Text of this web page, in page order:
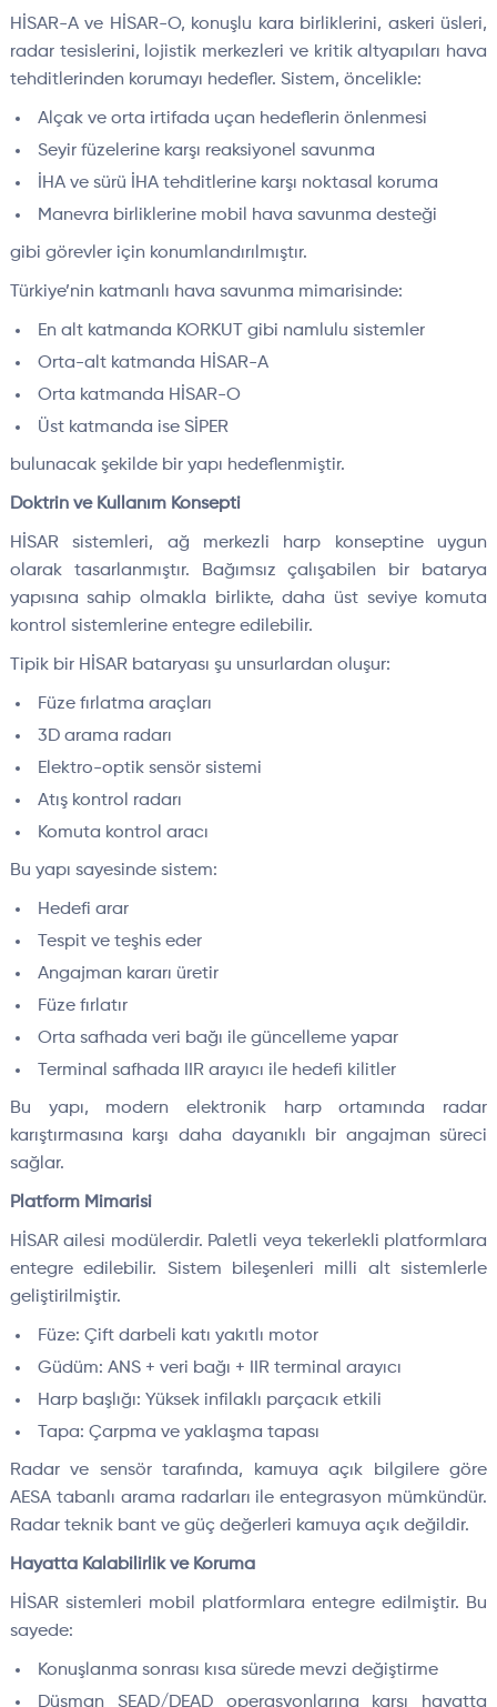
HİSAR-A ve HİSAR-O, konuşlu kara birliklerini, askeri üsleri,
radar tesislerini, lojistik merkezleri ve kritik altyapıları hava
tehditlerinden korumayı hedefler. Sistem, öncelikle:
Alçak ve orta irtifada uçan hedeflerin önlenmesi
Seyir füzelerine karşı reaksiyonel savunma
İHA ve sürü İHA tehditlerine karşı noktasal koruma
Manevra birliklerine mobil hava savunma desteği
gibi görevler için konumlandırılmıştır.
Türkiye’nin katmanlı hava savunma mimarisinde:
En alt katmanda KORKUT gibi namlulu sistemler
Orta-alt katmanda HİSAR-A
Orta katmanda HİSAR-O
Üst katmanda ise SİPER
bulunacak şekilde bir yapı hedeflenmiştir.
Doktrin ve Kullanım Konsepti
HİSAR sistemleri, ağ merkezli harp konseptine uygun
olarak tasarlanmıştır. Bağımsız çalışabilen bir batarya
yapısına sahip olmakla birlikte, daha üst seviye komuta
kontrol sistemlerine entegre edilebilir.
Tipik bir HİSAR bataryası şu unsurlardan oluşur:
Füze fırlatma araçları
3D arama radarı
Elektro-optik sensör sistemi
Atış kontrol radarı
Komuta kontrol aracı
Bu yapı sayesinde sistem:
Hedefi arar
Tespit ve teşhis eder
Angajman kararı üretir
Füze fırlatır
Orta safhada veri bağı ile güncelleme yapar
Terminal safhada IIR arayıcı ile hedefi kilitler
Bu yapı, modern elektronik harp ortamında radar
karıştırmasına karşı daha dayanıklı bir angajman süreci
sağlar.
Platform Mimarisi
HİSAR ailesi modülerdir. Paletli veya tekerlekli platformlara
entegre edilebilir. Sistem bileşenleri milli alt sistemlerle
geliştirilmiştir.
Füze: Çift darbeli katı yakıtlı motor
Güdüm: ANS + veri bağı + IIR terminal arayıcı
Harp başlığı: Yüksek infilaklı parçacık etkili
Tapa: Çarpma ve yaklaşma tapası
Radar ve sensör tarafında, kamuya açık bilgilere göre
AESA tabanlı arama radarları ile entegrasyon mümkündür.
Radar teknik bant ve güç değerleri kamuya açık değildir.
Hayatta Kalabilirlik ve Koruma
HİSAR sistemleri mobil platformlara entegre edilmiştir. Bu
sayede:
Konuşlanma sonrası kısa sürede mevzi değiştirme
Düşman SEAD/DEAD operasyonlarına karşı hayatta